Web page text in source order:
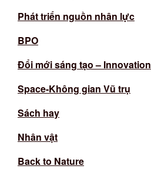
Phát triển nguồn nhân lực
BPO
Đổi mới sáng tạo – Innovation
Space-Không gian Vũ trụ
Sách hay
Nhân vật
Back to Nature